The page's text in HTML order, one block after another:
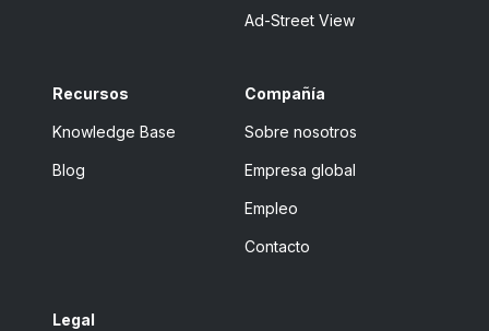
Ad-Street View
Recursos
Knowledge Base
Blog
Compañía
Sobre nosotros
Empresa global
Empleo
Contacto
Legal